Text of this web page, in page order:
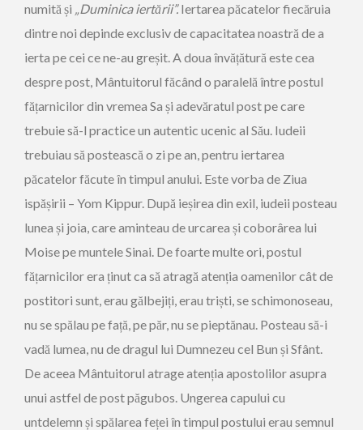
numită și „Duminica iertării”.Iertarea păcatelor fiecăruia
dintre noi depinde exclusiv de capacitatea noastră de a
ierta pe cei ce ne-au greșit. A doua învățătură este cea
despre post, Mântuitorul făcând o paralelă între postul
fățarnicilor din vremea Sa și adevăratul post pe care
trebuie să-l practice un autentic ucenic al Său. Iudeii
trebuiau să postească o zi pe an, pentru iertarea
păcatelor făcute în timpul anului. Este vorba de Ziua
ispășirii – Yom Kippur. După ieșirea din exil, iudeii posteau
lunea și joia, care aminteau de urcarea și coborârea lui
Moise pe muntele Sinai. De foarte multe ori, postul
fățarnicilor era ținut ca să atragă atenția oamenilor cât de
postitori sunt, erau gălbejiți, erau triști, se schimonoseau,
nu se spălau pe față, pe păr, nu se pieptănau. Posteau să-i
vadă lumea, nu de dragul lui Dumnezeu cel Bun și Sfânt.
De aceea Mântuitorul atrage atenția apostolilor asupra
unui astfel de post păgubos. Ungerea capului cu
untdelemn și spălarea feței în timpul postului erau semnul